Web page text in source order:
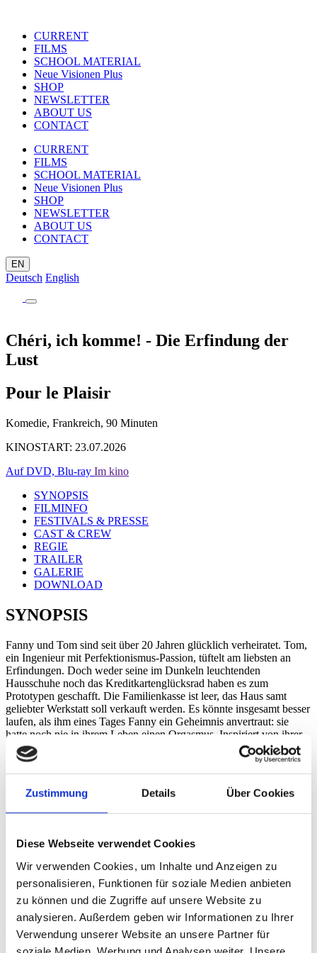
Zustimmung Details Über Cookies
Diese Webseite verwendet Cookies
Wir verwenden Cookies, um Inhalte und Anzeigen zu
personalisieren, Funktionen für soziale Medien anbieten
zu können und die Zugriffe auf unsere Website zu
analysieren. Außerdem geben wir Informationen zu Ihrer
Verwendung unserer Website an unsere Partner für
CURRENT
FILMS
SCHOOL MATERIAL
Neue Visionen Plus
SHOP
NEWSLETTER
ABOUT US
CONTACT
CURRENT
FILMS
SCHOOL MATERIAL
Neue Visionen Plus
SHOP
NEWSLETTER
ABOUT US
CONTACT
EN
Deutsch English
Chéri, ich komme! - Die Erfindung der
Lust
Pour le Plaisir
Komedie, Frankreich, 90 Minuten
KINOSTART: 23.07.2026
Auf DVD, Blu-ray Im kino
SYNOPSIS
FILMINFO
FESTIVALS & PRESSE
CAST & CREW
REGIE
TRAILER
GALERIE
DOWNLOAD
SYNOPSIS
Fanny und Tom sind seit über 20 Jahren glücklich verheiratet. Tom,
ein Ingenieur mit Perfektionismus-Passion, tüftelt am liebsten an
Erfindungen. Doch weder seine im Dunkeln leuchtenden
Hausschuhe noch das Kreditkartenglücksrad haben es zum
Prototypen geschafft. Die Familienkasse ist leer, das Haus samt
geliebter Werkstatt soll verkauft werden. Es könnte insgesamt besser
laufen, als ihm eines Tages Fanny ein Geheimnis anvertraut: sie
hatte noch nie in ihrem Leben einen Orgasmus. Inspiriert von ihrer
extrem engagierten Sexualtherapeutin will sie das nun dringend
ändern und entsprechend ins Training einsteigen. Tom ist schockiert,
doch was folgt, ist keine Krise, sondern ein Pakt. Der Ingenieur
nimmt die Sache selbstverständlich persönlich – und wörtlich. Er
will ein Gerät entwickeln, das die weibliche Lust zelebriert. Doch
dafür braucht er seine Frau, die die Richtung vorgibt. Was als
lachen, scheitern, streiten, flüchten vor der Polizei, klauen ihrer
Tochter den gesamten Drogenvorrat und entdecken einander und
ihre Liebe völlig neu. Gemeinsam entwickeln sie ein Objekt, das
Geschichte schreiben wird.
Zwanzig Jahre Ehe, eine Liebe, die trägt – und ein Geheimnis, das
alles verändert. Nach einer wahren Geschichte legt die Regisseurin
Reem Kherici, Fachfrau für französische Publikumshits, einen